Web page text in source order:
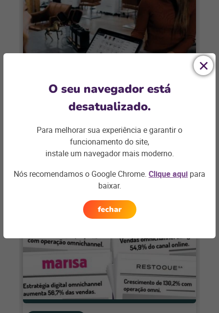
3 dicas para ter uma estratégia
Em 2018, a data alcançou um volume de
vendas 25,2% maior do que no ano
O seu navegador está
desatualizado.
Para melhorar sua experiência e garantir o
funcionamento do site,
instale um navegador mais moderno.
Nós recomendamos o Google Chrome. Clique aqui para
baixar.
fechar